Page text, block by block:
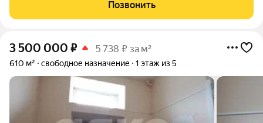
с якорными арендаторами. На первом
Позвонить
3 500 000 ₽ 5 738 ₽ за м²
610 м² свободное назначение 1 этаж из 5